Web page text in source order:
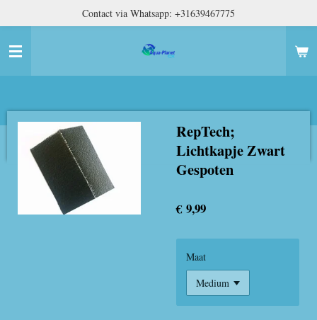
naar
hoofdinhoud
Contact via Whatsapp: +31639467775
RepTech;
Lichtkapje Zwart
Gespoten
€ 9,99
Maat